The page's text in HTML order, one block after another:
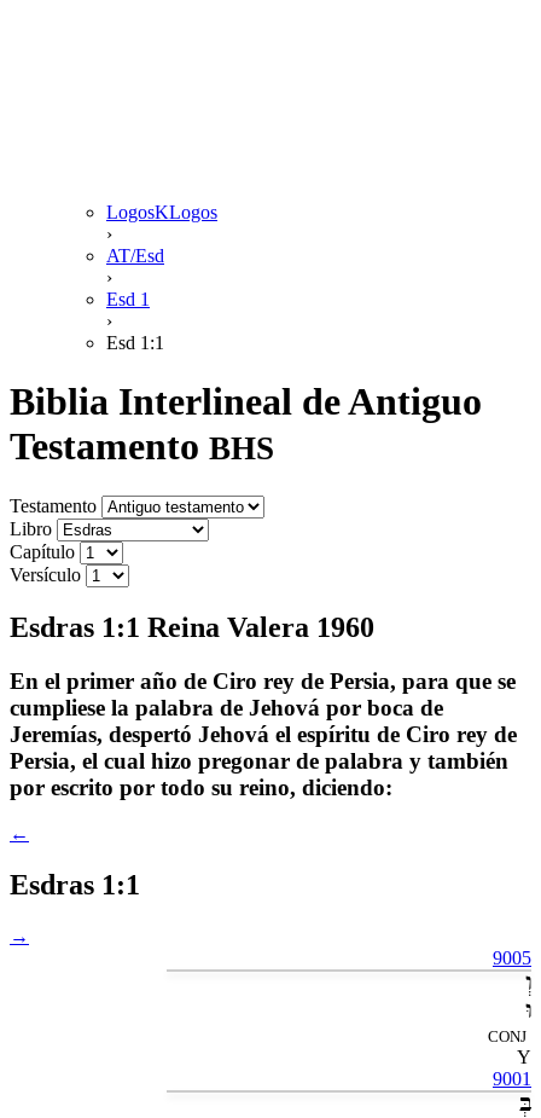
LogosKLogos
›
AT/Esd
›
Esd 1
›
Esd 1:1
Biblia Interlineal de Antiguo
Testamento BHS
Testamento
Libro
Capítulo
Versículo
Esdras 1:1 Reina Valera 1960
En el primer año de Ciro rey de Persia, para que se
cumpliese la palabra de Jehová por boca de
Jeremías, despertó Jehová el espíritu de Ciro rey de
Persia, el cual hizo pregonar de palabra y también
por escrito por todo su reino, diciendo:
←
Esdras 1:1
→
9005
וְ
וּ
CONJ
Y
9001
בְּ